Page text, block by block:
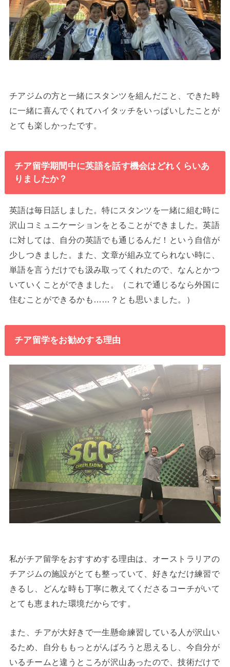
チアジムの方と一緒にスタンツを組んだこと、できた時
に一緒に喜んでくれてハイタッチをいっぱいしたことが
とても楽しかったです。
チア留学期間中に英語を話す機会はどれくらいあ
りましたか？
英語は毎日話しました。特にスタンツを一緒に組む時に
沢山コミュニケーションをとることができました。英語
に対しては、自分の英語でも通じるんだ！という自信が
少しつきました。また、文章が組み立てられない時に、
単語を言うだけでも汲み取ってくれたので、なんとかつ
いていくことができました。（これで通じるなら外国に
住むことができるかも……？とも思いました。）
チア留学をお勧めする理由
私がチア留学をおすすめする理由は、オーストラリアの
チアジムの施設がとても整っていて、好きなだけ練習で
きるし、どんな時も丁寧に教えてくださるコーチがいて
とても恵まれた環境だからです。
また、チアが大好きで一生懸命練習している人が沢山い
るため、自分ももっとがんばろうと思えるし、今自分が
いるチームと違うところが沢山あったので、技術だけで